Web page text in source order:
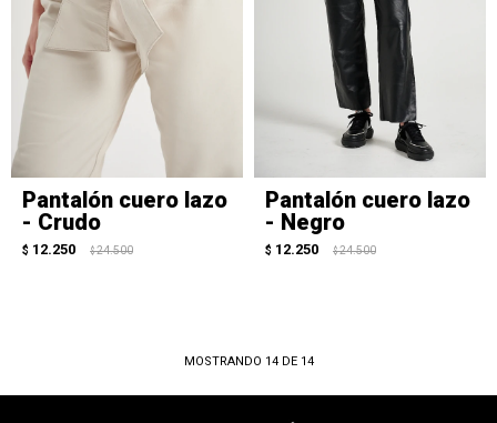
Pantalón cuero lazo
- Crudo
$ 12.250 $ 24.500
Pantalón cuero lazo
- Negro
$ 12.250 $ 24.500
MOSTRANDO 14DE 14